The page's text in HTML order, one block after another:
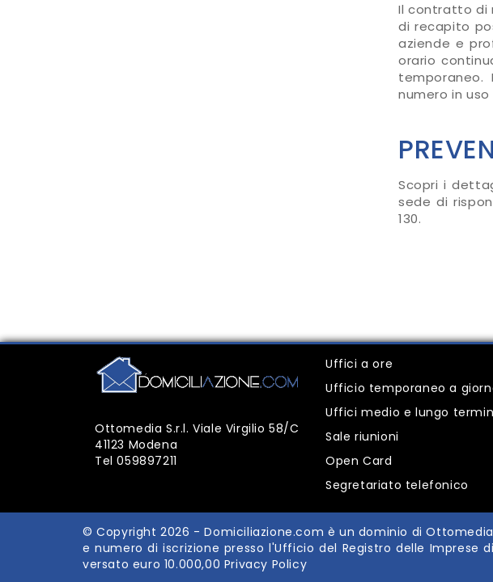
Il contratto di
di recapito
aziende e
orario
temporaneo.
numero in
Scopri i
sede di
130.
Ottomedia S.r.l. Viale Virgilio 58/C
41123 Modena
Tel059897211
Uffici a ore
Ufficio temporaneo a
Uffici medio e lungo
Sale riunioni
Open Card
Segretariato telefonico
© Copyright 2026 -Domiciliazione.com è un dominio di Ottomedia
e numero di iscrizione presso l'Ufficio del Registro delle Imprese
versato euro 10.000,00 Privacy Policy